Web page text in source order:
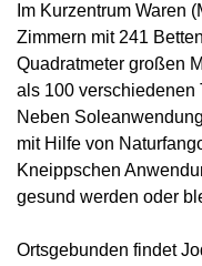
Im Kurzentrum Waren
Zimmern mit 241
Quadratmeter großen
als 100
Neben
mit Hilfe von
Kneippschen
gesund werden oder
Ortsgebunden findet